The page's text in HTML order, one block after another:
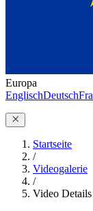
Europa
EnglischDeutsch
Startseite
/
Videogalerie
/
Video Details